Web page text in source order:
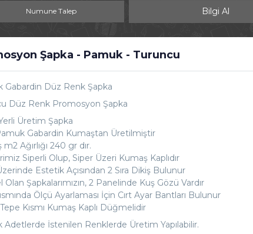
Numune Talep Bilgi Al
Şapka - Pamuk - Turuncu
Gabardin Düz Renk Şapka
Düz Renk Promosyon Şapka
Üretim Şapka
Gabardin Kumaştan Üretilmiştir
Ağırlığı 240 gr dır.
Siperli Olup, Siper Üzeri Kumaş Kaplıdır
Estetik Açısından 2 Sıra Dikiş Bulunur
Olan Şapkalarımızın, 2 Panelinde Kuş Gözü Vardır
Ölçü Ayarlaması İçin Cırt Ayar Bantları Bulunur
Kısmı Kumaş Kaplı Düğmelidir
Adetlerde İstenilen Renklerde Üretim Yapılabilir.